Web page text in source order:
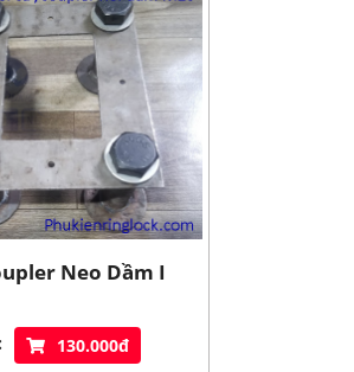
Neo Dầm I
130.000đ